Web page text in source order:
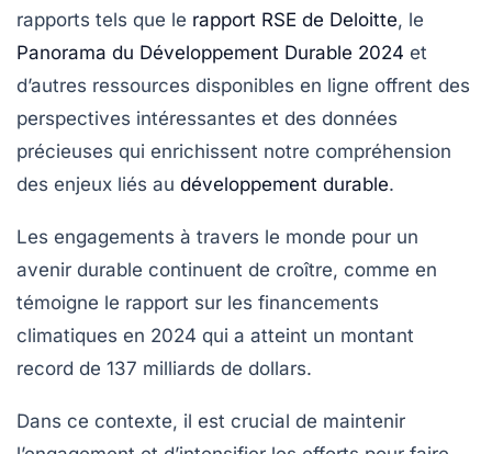
rapports tels que le rapport RSE de Deloitte, le
Panorama du Développement Durable 2024 et
d’autres ressources disponibles en ligne offrent des
perspectives intéressantes et des données
précieuses qui enrichissent notre compréhension
des enjeux liés au développement durable.
Les engagements à travers le monde pour un
avenir durable continuent de croître, comme en
témoigne le rapport sur les financements
climatiques en 2024 qui a atteint un montant
record de 137 milliards de dollars.
Dans ce contexte, il est crucial de maintenir